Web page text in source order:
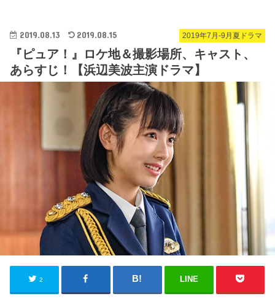
2019年7月-9月夏ドラマ
2019.08.13 2019.08.15
『ピュア！』ロケ地＆撮影場所、キャスト、
あらすじ！【浜辺美波主演ドラマ】
2 LINE